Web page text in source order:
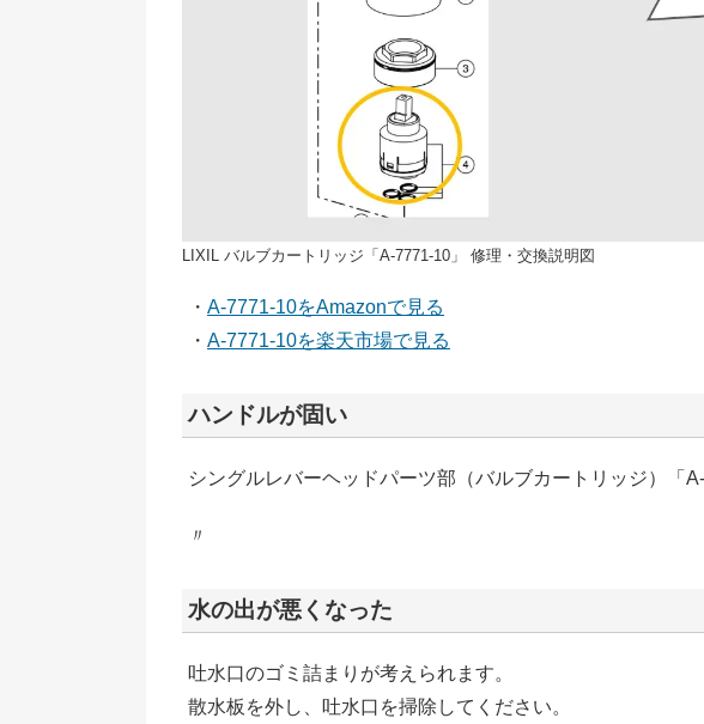
LIXIL バルブカートリッジ「A-7771-10」 修理・交換説明図
・ A-7771-10をAmazonで見る
・ A-7771-10を楽天市場で見る
ハンドルが固い
シングルレバーヘッドパーツ部（バルブカートリッジ）「
〃
水の出が悪くなった
吐水口のゴミ詰まりが考えられます。
散水板を外し、吐水口を掃除してください。